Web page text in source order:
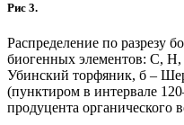
Рис 3.
Распределение по разрезу
биогенных элементов: С,
Убинский торфяник, б –
(пунктиром в интервале
продуцента органического